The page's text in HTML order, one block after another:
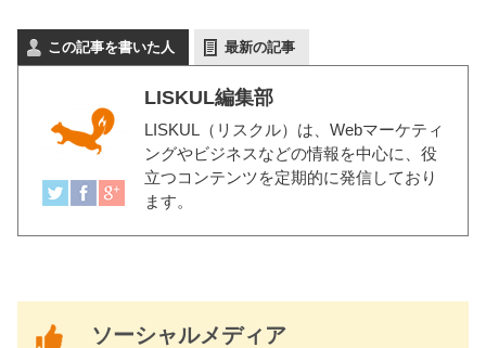
この記事を書いた人 最新の記事
LISKUL編集部
LISKUL（リスクル） は、Webマーケティ
ングやビジネスなどの情報を中心に、役
立つコンテンツを定期的に発信しており
ます。
ソーシャルメディア